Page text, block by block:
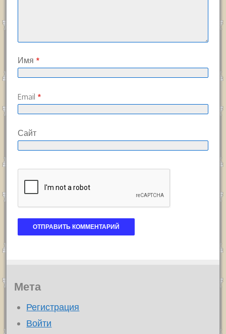
Имя *
Email *
Сайт
Мета
Регистрация
Войти